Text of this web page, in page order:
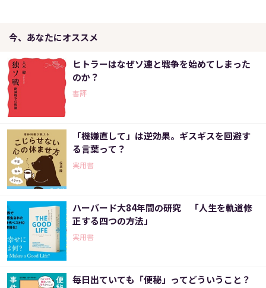
今、あなたにオススメ
ヒトラーはなぜソ連と戦争を始めてしまった
のか？
書評
「機嫌直して」は逆効果。ギスギスを回避す
る言葉って？
実用書
ハーバード大84年間の研究 「人生を軌道修
正する四つの方法」
実用書
毎日出ていても「便秘」ってどういうこと？